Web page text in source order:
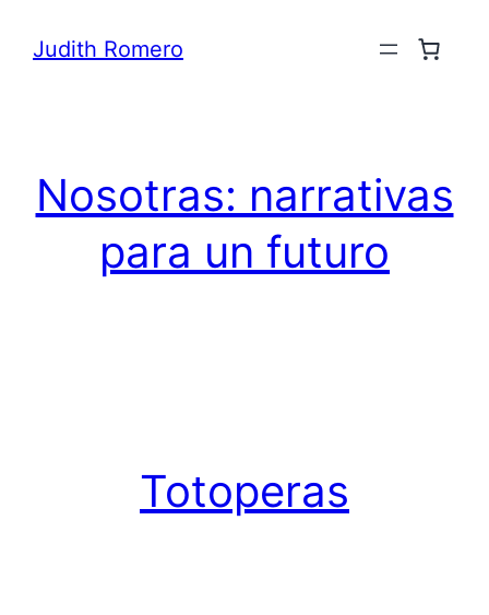
SaltarJudith Romero
Nosotras: narrativas
para un futuro
Totoperas